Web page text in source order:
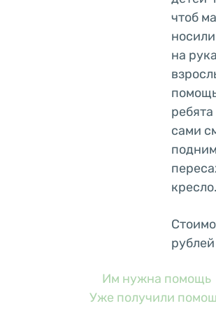
чтоб
на
сами
кресло.
рублей
Им нужна помощь
Уже получили